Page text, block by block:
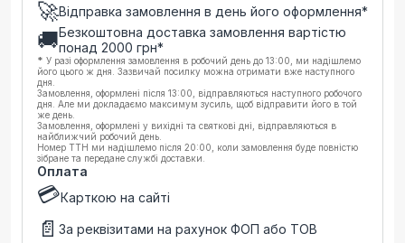
🚀Відправка замовлення в день його оформлення*
🚚Безкоштовна доставка замовлення вартістю
понад 2000 грн*
* У разі оформлення замовлення в робочий день до 13:00, ми надішлемо
його цього ж дня. Зазвичай посилку можна отримати вже наступного
дня.
Замовлення, оформлені після 13:00, відправляються наступного робочого
дня. Але ми докладаємо максимум зусиль, щоб відправити його в той
же день.
Замовлення, оформлені у вихідні та святкові дні, відправляються в
найближчий робочий день.
Номер ТТН ми надішлемо після 20:00, коли замовлення буде повністю
зібране та передане службі доставки.
Оплата
💳Карткою на сайті
📄 За реквізитами на рахунок ФОП або ТОВ